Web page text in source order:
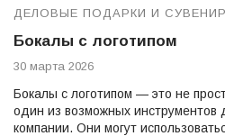
ДЕЛОВЫЕ ПОДАРКИ И
Бокалы с логотипом
30 марта 2026
Бокалы с логотипом — это не
один из возможных
компании. Они могут